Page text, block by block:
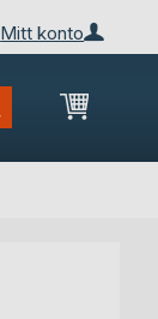
Mitt konto
Min